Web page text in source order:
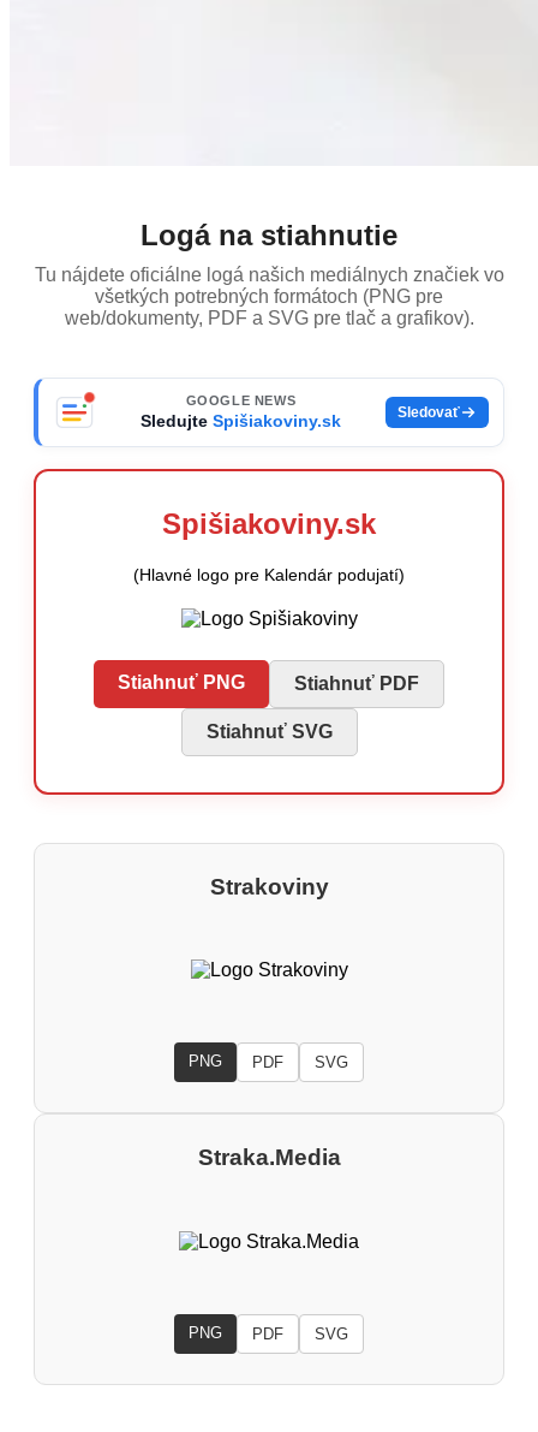
Logá na stiahnutie
Tu nájdete oficiálne logá našich mediálnych značiek vo
všetkých potrebných formátoch (PNG pre
web/dokumenty, PDF a SVG pre tlač a grafikov).
GOOGLE NEWS
Sledujte Spišiakoviny.sk Sledovať
Spišiakoviny.sk
(Hlavné logo pre Kalendár podujatí)
Stiahnuť PNG Stiahnuť PDF
Stiahnuť SVG
Strakoviny
PNG PDF SVG
Straka.Media
PNG PDF SVG